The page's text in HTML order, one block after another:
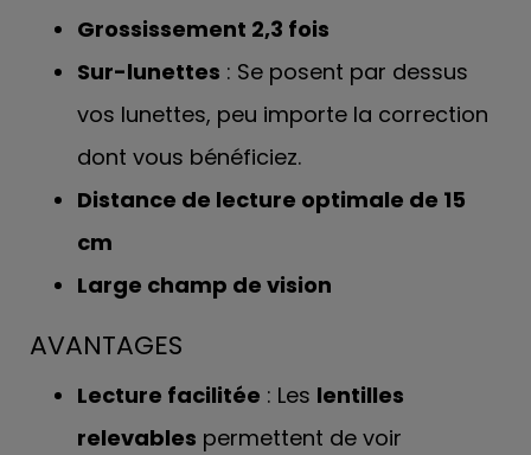
Grossissement 2,3 fois
Sur-lunettes : Se posent par dessus
vos lunettes, peu importe la correction
dont vous bénéficiez.
Distance de lecture optimale de 15
cm
Large champ de vision
AVANTAGES
Lecture facilitée : Les lentilles
relevables permettent de voir